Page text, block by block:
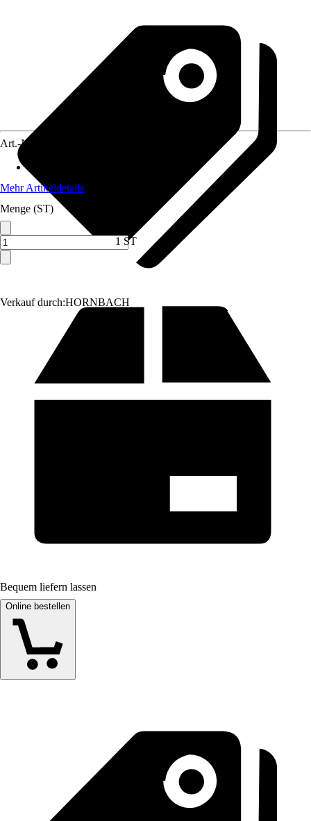
Verkauf durch:HORNBACH
Art.-Nr.
Mehr Artikeldetails
Menge (ST)
1 ST
Bequem liefern lassen
Online bestellen